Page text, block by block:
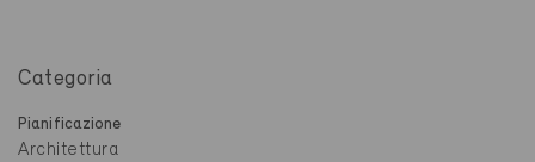
Categoria
Pianificazione
Architettura